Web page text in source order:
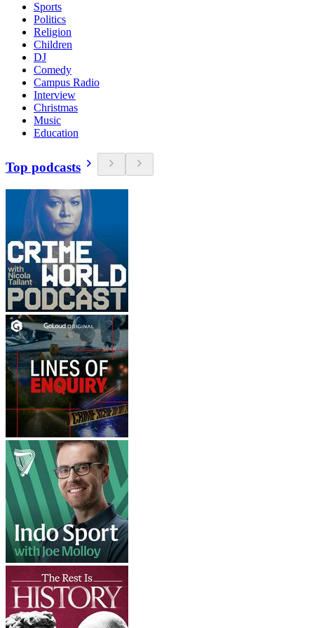
Sports
Politics
Religion
Children
DJ
Comedy
Campus Radio
Interview
Christmas
Music
Education
Top podcasts